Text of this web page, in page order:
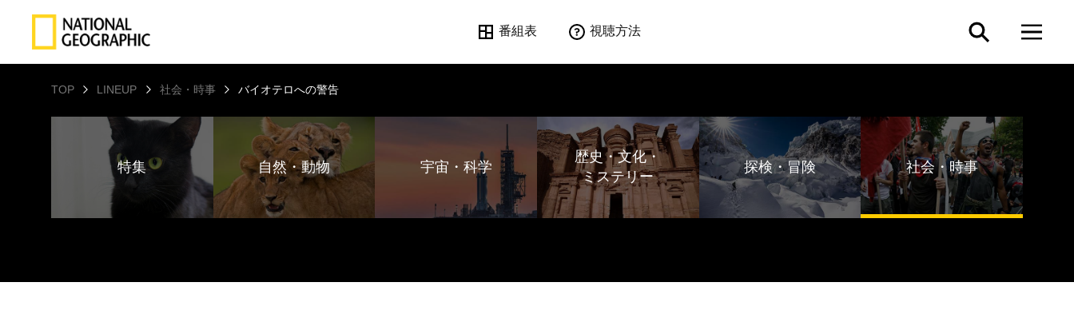
番組表 視聴方法
TOP LINEUP 社会・時事 バイオテロへの警告
特集 自然・動物 宇宙・科学
歴史・文化・
ミステリー
探検・冒険 社会・時事